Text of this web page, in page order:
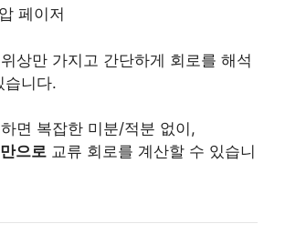
페이저
상만 가지고 간단하게 회로를 해석
습니다.
면 복잡한 미분/적분 없이,
으로 교류 회로를 계산할 수 있습니